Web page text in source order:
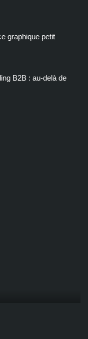
graphique petit
B2B : au-delà de